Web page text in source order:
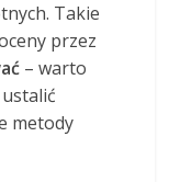
Takie
przez
– warto
metody